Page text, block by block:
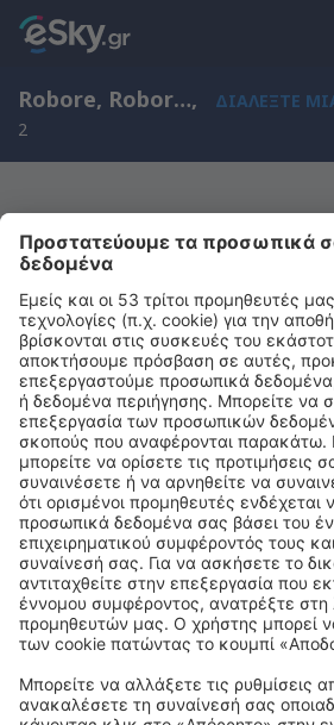
Robore, Robore Airport, Santa Cruz, Βολιβία (RBO),
ΔΙΑΛΈΞΤΕ
2
Μας συγχωρείτε, δεν
αποτελέσματα για την
Προσπαθήστε να κάνετε αναζήτηση με
Copyright © eSky.gr. Με την επιφύλαξη